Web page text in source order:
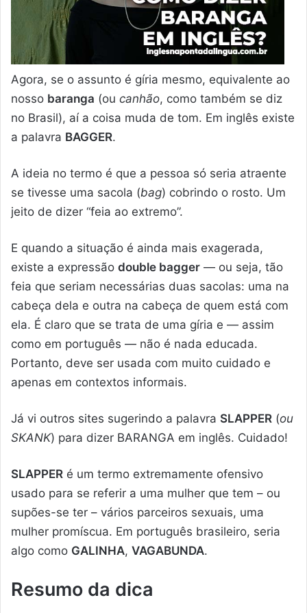
Agora, se o assunto é gíria mesmo, equivalente ao
nosso baranga (ou canhão, como também se diz
no Brasil), aí a coisa muda de tom. Em inglês existe
a palavra BAGGER.
A ideia no termo é que a pessoa só seria atraente
se tivesse uma sacola (bag) cobrindo o rosto. Um
jeito de dizer “feia ao extremo”.
E quando a situação é ainda mais exagerada,
existe a expressão double bagger — ou seja, tão
feia que seriam necessárias duas sacolas: uma na
cabeça dela e outra na cabeça de quem está com
ela. É claro que se trata de uma gíria e — assim
como em português — não é nada educada.
Portanto, deve ser usada com muito cuidado e
apenas em contextos informais.
Já vi outros sites sugerindo a palavra SLAPPER (ou
SKANK) para dizer BARANGA em inglês. Cuidado!
SLAPPER é um termo extremamente ofensivo
usado para se referir a uma mulher que tem – ou
supões-se ter – vários parceiros sexuais, uma
mulher promíscua. Em português brasileiro, seria
algo como GALINHA, VAGABUNDA.
Resumo da dica